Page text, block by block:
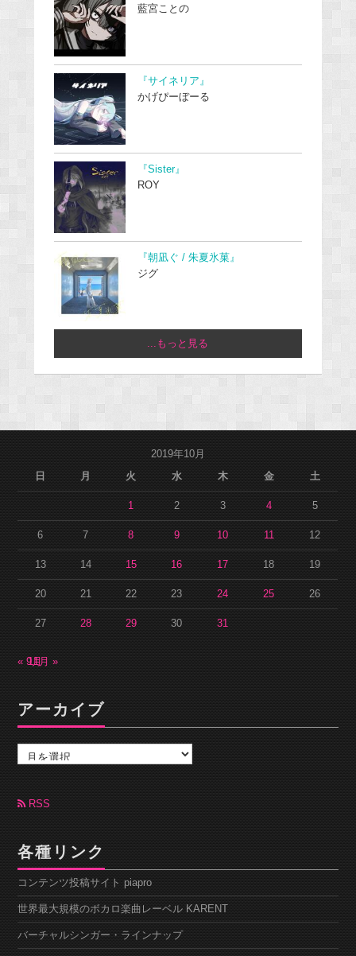
藍宮ことの
『サイネリア』
かげぴーぼーる
『Sister』
ROY
『朝凪ぐ / 朱夏氷菓』
ジグ
...もっと見る
2019年10月
日
月 火 水 木 金 土
1 2 3 4 5
6 7 8 9 10 11 12
13 14 15 16 17 18 19
20 21 22 23 24 25 26
27 28 29 30 31
« 9月
11月 »
アーカイブ
カ
ブRSS
各種リンク
コンテンツ投稿サイト piapro
世界最大規模のボカロ楽曲レーベル KARENT
バーチャルシンガー・ラインナップ